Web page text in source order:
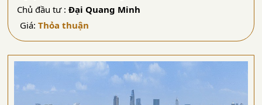
Chủ đầu tư : Đại Quang Minh
Giá: Thỏa thuận